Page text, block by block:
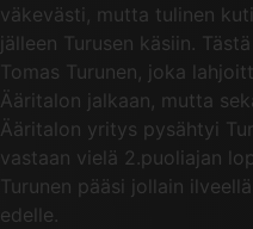
väkevästi, mutta tulinen
jälleen Turusen käsiin.
Tomas Turunen, joka
Ääritalon jalkaan, mutta
Ääritalon yritys pysähtyi
vastaan vielä 2.puoliajan
Turunen pääsi jollain ilveellä
edelle.